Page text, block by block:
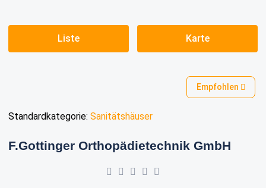
Liste Karte
Empfohlen
Standardkategorie: Sanitätshäuser
F.Gottinger Orthopädietechnik GmbH